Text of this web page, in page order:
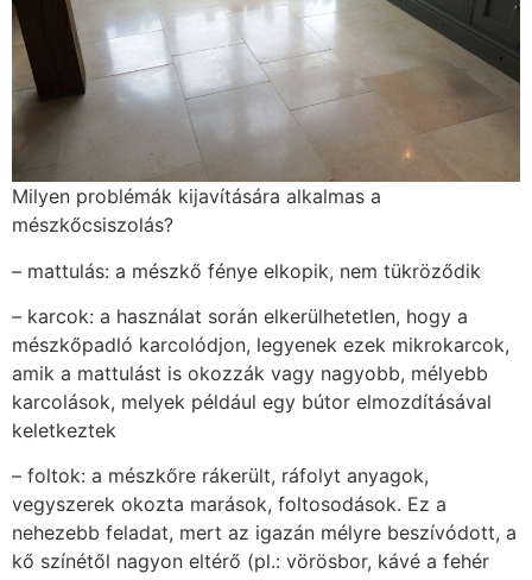
Milyen problémák kijavítására alkalmas a
mészkőcsiszolás?
– mattulás: a mészkő fénye elkopik, nem tükröződik
– karcok: a használat során elkerülhetetlen, hogy a
mészkőpadló karcolódjon, legyenek ezek mikrokarcok,
amik a mattulást is okozzák vagy nagyobb, mélyebb
karcolások, melyek például egy bútor elmozdításával
keletkeztek
– foltok: a mészkőre rákerült, ráfolyt anyagok,
vegyszerek okozta marások, foltosodások. Ez a
nehezebb feladat, mert az igazán mélyre beszívódott, a
kő színétől nagyon eltérő (pl.: vörösbor, kávé a fehér